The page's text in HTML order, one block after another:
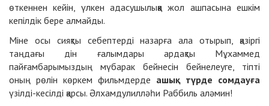
өткеннен кейін, үлкен адасушылыққа жол ашпасына ешкім
кепілдік бере алмайды.
Міне осы сияқты себептерді назарға ала отырып, қазіргі
таңдағы дін ғалымдары ардақты Мұхаммед
пайғамбарымыздың мүбарак бейнесін бейнелеуге, тіпті
оның рөлін көркем фильмдерде ашық түрде сомдауға
үзілді-кесілді қарсы. Әлхамдулилләһи Раббиль аләмин!